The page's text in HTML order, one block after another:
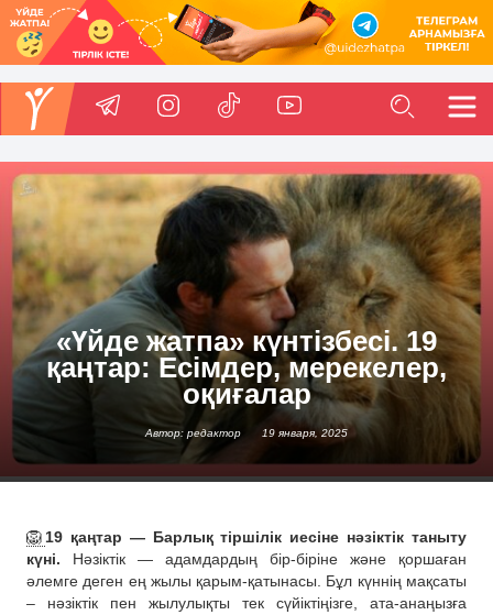
«Үйде жатпа» күнтізбесі. 19
қаңтар: Есімдер, мерекелер,
оқиғалар
Автор: редактор 19 января, 2025
🦁19 қаңтар — Барлық тіршілік иесіне нәзіктік таныту
күні. Нәзіктік — адамдардың бір-біріне және қоршаған
әлемге деген ең жылы қарым-қатынасы. Бұл күннің мақсаты
– нәзіктік пен жылулықты тек сүйіктіңізге, ата-анаңызға